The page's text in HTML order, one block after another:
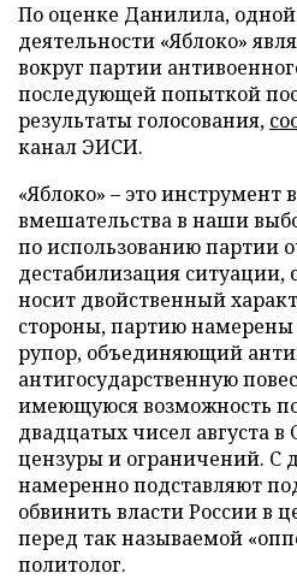
По оценке Данилила,
деятельности «Яблоко»
вокруг партии
последующей попыткой
результаты голосования,
канал ЭИСИ.
«Яблоко» – это инструмент
вмешательства в наши
по использованию партии
дестабилизация ситуации,
носит двойственный
стороны, партию намерены
рупор, объединяющий
антигосударственную
имеющуюся возможность
двадцатых чисел августа
цензуры и ограничений. С
намеренно подставляют
обвинить власти России в
перед так называемой
политолог.